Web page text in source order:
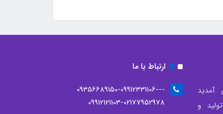
آمدید
و
ارتباط با ما
--09356689150-09912331106-
09912121103-02177952978